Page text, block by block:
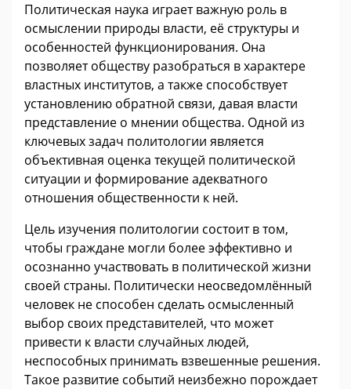
Политическая наука играет важную роль в
осмыслении природы власти, её структуры и
особенностей функционирования. Она
позволяет обществу разобраться в характере
властных институтов, а также способствует
установлению обратной связи, давая власти
представление о мнении общества. Одной из
ключевых задач политологии является
объективная оценка текущей политической
ситуации и формирование адекватного
отношения общественности к ней.
Цель изучения политологии состоит в том,
чтобы граждане могли более эффективно и
осознанно участвовать в политической жизни
своей страны. Политически неосведомлённый
человек не способен сделать осмысленный
выбор своих представителей, что может
привести к власти случайных людей,
неспособных принимать взвешенные решения.
Такое развитие событий неизбежно порождает